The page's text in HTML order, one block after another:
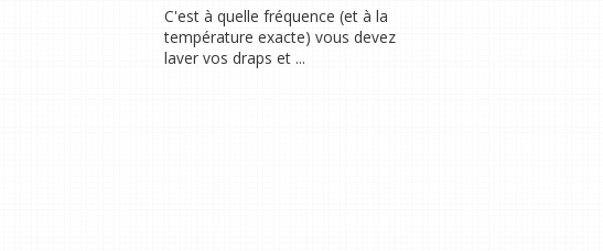
C'est à quelle fréquence (et à la
température exacte) vous devez
laver vos draps et ...